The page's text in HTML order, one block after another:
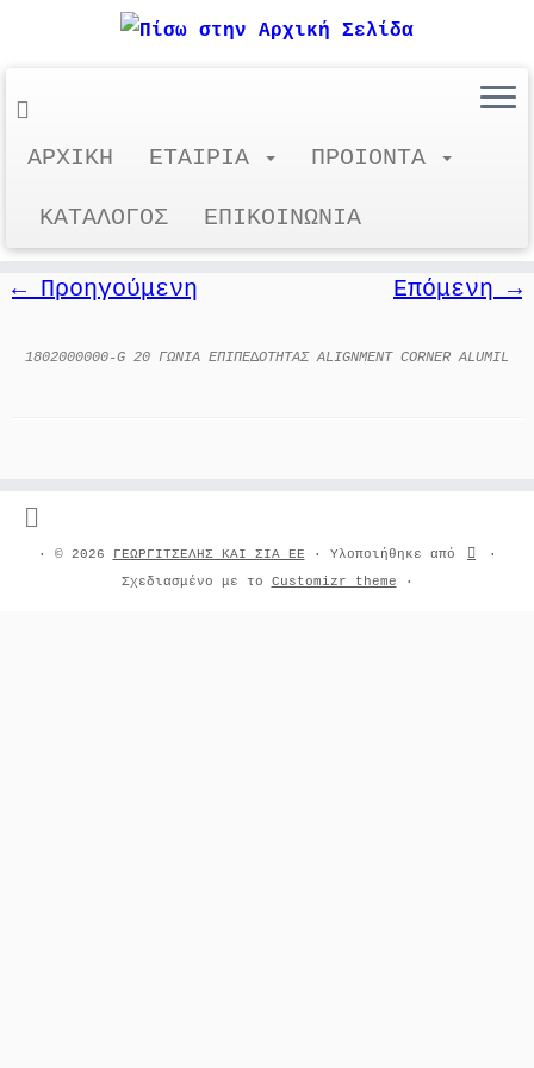
περιεχόμενο
ΑΡΧΙΚΗ ΕΤΑΙΡΙΑ ΠΡΟΙΟΝΤΑ
ΚΑΤΑΛΟΓΟΣ ΕΠΙΚΟΙΝΩΝΙΑ
← Προηγούμενη Επόμενη →
1802000000-G 20 ΓΩΝΙA ΕΠΙΠΕ∆ΟΤΗΤΑΣ ALIGNMENT CORNER ALUMIL
· © 2026 ΓΕΩΡΓΙΤΣΕΛΗΣ ΚΑΙ ΣΙΑ ΕΕ · Υλοποιήθηκε από
·
Σχεδιασμένο με το Customizr theme ·